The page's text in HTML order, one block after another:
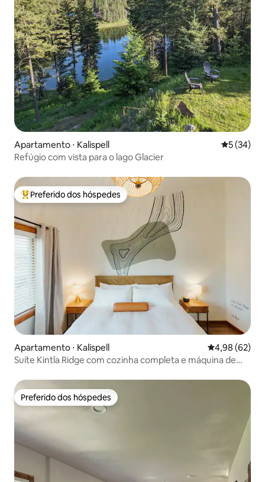
Apartamento ⋅ Kalispell 5 de uma
5 (34)
Refúgio com vista para o lago Glacier
Entre os melhores preferidos dos hóspedes
Preferido dos hóspedes
Apartamento ⋅ Kalispell 4,98 de uma
4,98 (62)
Suíte Kintla Ridge com cozinha completa e máquina de
Preferido dos hóspedes
Preferido dos hóspedes